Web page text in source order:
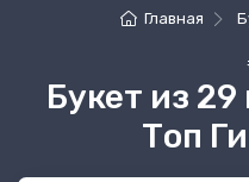
Главная
Букет из
Топ